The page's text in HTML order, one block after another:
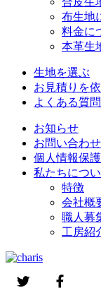
布生地
料金に
本革生
生地を選ぶ
お見積りを
よくある質問
お知らせ
お問い合わ
個人情報保
私たちにつ
特徴
会社概
職人募
工房紹